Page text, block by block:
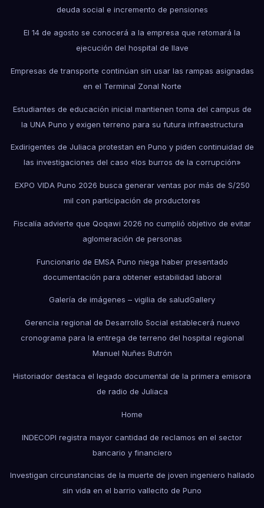
deuda social e incremento de pensiones
El 14 de agosto se conocerá a la empresa que retomará la
ejecución del hospital de Ilave
Empresas de transporte continúan sin usar las rampas asignadas
en el Terminal Zonal Norte
Estudiantes de educación inicial mantienen toma del campus de
la UNA Puno y exigen terreno para su futura infraestructura
Exdirigentes de Juliaca protestan en Puno y piden continuidad de
las investigaciones del caso «los burros de la corrupción»
EXPO VIDA Puno 2026 busca generar ventas por más de S/250
mil con participación de productores
Fiscalía advierte que Qoqawi 2026 no cumplió objetivo de evitar
aglomeración de personas
Funcionario de EMSA Puno niega haber presentado
documentación para obtener estabilidad laboral
Galería de imágenes – vigilia de saludGallery
Gerencia regional de Desarrollo Social establecerá nuevo
cronograma para la entrega de terreno del hospital regional
Manuel Nuñes Butrón
Historiador destaca el legado documental de la primera emisora
de radio de Juliaca
Home
INDECOPI registra mayor cantidad de reclamos en el sector
bancario y financiero
Investigan circunstancias de la muerte de joven ingeniero hallado
sin vida en el barrio vallecito de Puno